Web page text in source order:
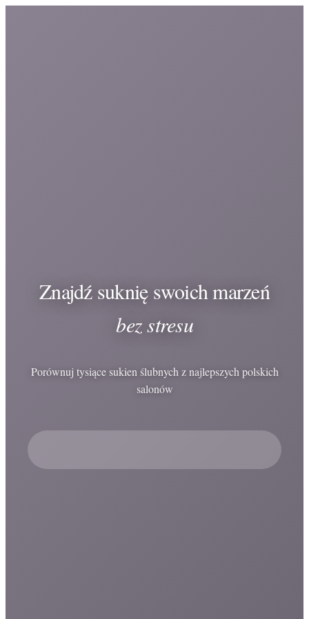
Znajdź suknię swoich marzeń
bez stresu
Porównuj tysiące sukien ślubnych z najlepszych polskich
salonów